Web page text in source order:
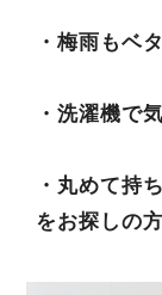
・梅雨もベ
・洗濯機で
・丸めて持
をお探しの方